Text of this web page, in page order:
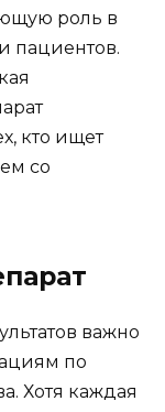
роль в
пациентов.
кто ищет
со
важно
по
Хотя каждая